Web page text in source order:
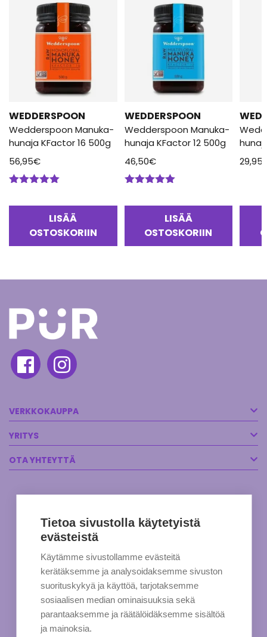
WEDDERSPOON
Wedderspoon Manuka-
hunaja KFactor 16 500g
56,95€
LISÄÄ
OSTOSKORIIN
WEDDERSPOON
Wedderspoon Manuka-
hunaja KFactor 12 500g
46,50€
LISÄÄ
OSTOSKORIIN
29,95
VERKKOKAUPPA
YRITYS
OTA YHTEYTTÄ
Tietoa sivustolla käytetyistä
evästeistä
Käytämme sivustollamme evästeitä
kerätäksemme ja analysoidaksemme sivuston
suorituskykyä ja käyttöä, tarjotaksemme
sosiaalisen median ominaisuuksia sekä
parantaaksemme ja räätälöidäksemme sisältöä
ja mainoksia.